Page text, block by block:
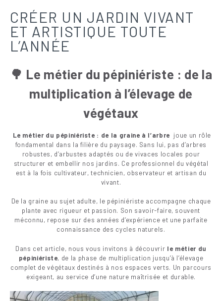
CRÉER UN JARDIN VIVANT
ET ARTISTIQUE TOUTE
L’ANNÉE
🌳 Le métier du pépiniériste : de la
multiplication à l’élevage de
végétaux
Le métier du pépiniériste : de la graine à l’arbre joue un rôle
fondamental dans la filière du paysage. Sans lui, pas d’arbres
robustes, d’arbustes adaptés ou de vivaces locales pour
structurer et embellir nos jardins. Ce professionnel du végétal
est à la fois cultivateur, technicien, observateur et artisan du
vivant.
De la graine au sujet adulte, le pépiniériste accompagne chaque
plante avec rigueur et passion. Son savoir-faire, souvent
méconnu, repose sur des années d’expérience et une parfaite
connaissance des cycles naturels.
Dans cet article, nous vous invitons à découvrir le métier du
pépiniériste, de la phase de multiplication jusqu’à l’élevage
complet de végétaux destinés à nos espaces verts. Un parcours
exigeant, au service d’une nature maîtrisée et durable.